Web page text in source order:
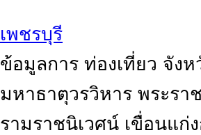
เพชรบุรี
ข้อมูลการ ท่องเที่ยว จัง
มหาธาตุวรวิหาร พระรา
รามราชนิเวศน์ เขื่อนแก่